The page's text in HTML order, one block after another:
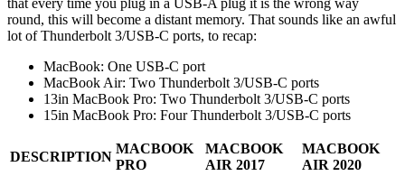
that every time you plug in a USB-A plug it is the wrong way
round, this will become a distant memory. That sounds like an awful
lot of Thunderbolt 3/USB-C ports, to recap:
MacBook: One USB-C port
MacBook Air: Two Thunderbolt 3/USB-C ports
13in MacBook Pro: Two Thunderbolt 3/USB-C ports
15in MacBook Pro: Four Thunderbolt 3/USB-C ports
DESCRIPTION
MACBOOK
PRO
MACBOOK
AIR 2017
MACBOOK
AIR 2020